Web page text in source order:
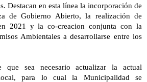
Destacan en esta línea la incorporación de
de Gobierno Abierto, la realización de
2021 y la co-creacion conjunta con la
Ambientales a desarrollarse entre los
que sea necesario actualizar la actual
para lo cual la Municipalidad se